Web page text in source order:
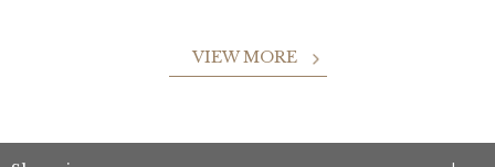
VIEW MORE